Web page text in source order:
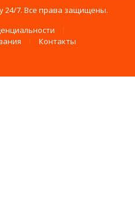
24/7. Все права защищены.
Контакты